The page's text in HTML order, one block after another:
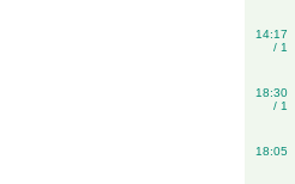
14:17
/ 1
18:30
/ 1
18:05